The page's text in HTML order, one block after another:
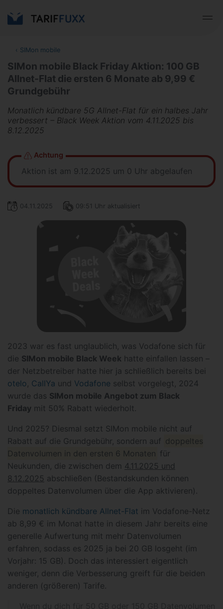
‹ SIMon mobile
SIMon mobile Black Friday Aktion: 100 GB
Allnet-Flat die ersten 6 Monate ab 9,99 €
Grundgebühr
Monatlich kündbare 5G Allnet-Flat für ein halbes Jahr
verbessert – Black Week Aktion vom 4.11.2025 bis
8.12.2025
Achtung
Aktion ist am 9.12.2025 um 0 Uhr abgelaufen
04.11.2025 09:51 Uhr aktualisiert
2023 war es fast unglaublich, was Vodafone sich für
die SIMon mobile Black Week hatte einfallen lassen –
der Netzbetreiber hatte hier ja schließlich bereits bei
otelo, CallYa und Vodafone selbst vorgelegt, 2024
wurde das SIMon mobile Angebot zum Black
Friday mit 50% Rabatt wiederholt.
Und 2025? Diesmal setzt SIMon mobile nicht auf
Rabatt auf die Grundgebühr, sondern auf doppeltes
Datenvolumen in den ersten 6 Monaten für
Neukunden, die zwischen dem 4.11.2025 und
8.12.2025 abschließen (Bestandskunden können
doppeltes Datenvolumen über die App aktivieren).
Die monatlich kündbare Allnet-Flat im Vodafone-Netz
ab 8,99 € im Monat hatte in diesem Jahr bereits eine
generelle Aufwertung mit mehr Datenvolumen
erfahren, sodass es 2025 ja bei 20 GB losgeht (im
Vorjahr: 15 GB). Doch das interessiert eigentlich
weniger, denn die Verbesserung greift für die beiden
anderen (größeren) Tarife.